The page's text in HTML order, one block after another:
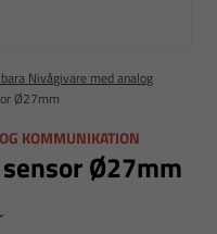
Nivågivare med analog
Ø27mm
KOMMUNIKATION
Ø27mm